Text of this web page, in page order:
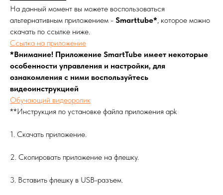
На данный момент вы можете воспользоваться
альтернативным приложением - Smarttube*, которое можно
скачать по ссылке ниже.
Ссылка на приложение
*Внимание! Приложение SmartTube имеет некоторые
особенности управления и настройки, для
ознакомления с ними воспользуйтесь
видеоинструкцией
Обучающий видеоролик
**Инструкция по установке файла приложения apk
1. Скачать приложение.
2. Скопировать приложение на флешку.
3. Вставить флешку в USB-разъем.